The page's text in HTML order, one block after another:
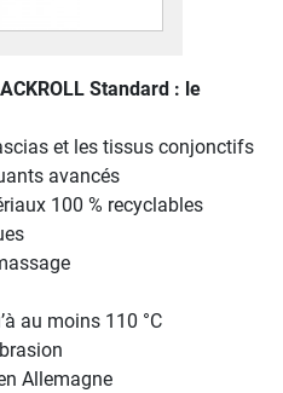
Standard : le
et les tissus conjonctifs
avancés
100 % recyclables
au moins 110 °C
Allemagne